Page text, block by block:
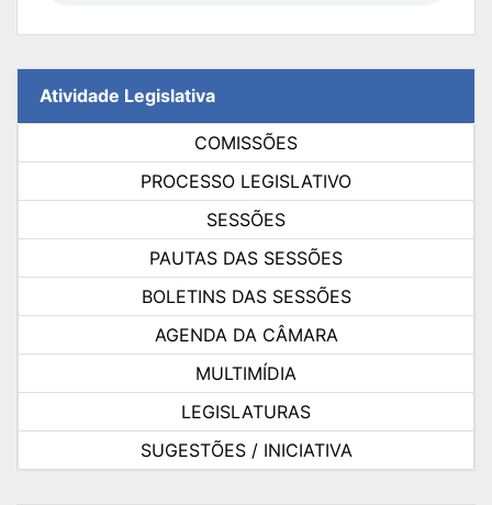
Atividade Legislativa
COMISSÕES
PROCESSO LEGISLATIVO
SESSÕES
PAUTAS DAS SESSÕES
BOLETINS DAS SESSÕES
AGENDA DA CÂMARA
MULTIMÍDIA
LEGISLATURAS
SUGESTÕES / INICIATIVA